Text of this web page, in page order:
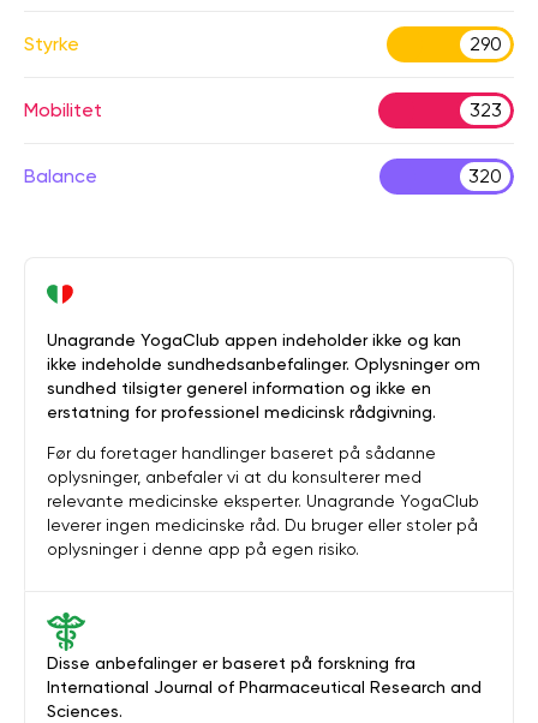
Styrke 290
Mobilitet 323
Balance 320
Disse anbefalinger er baseret på forskning fra
International Journal of Pharmaceutical Research and
Sciences.
Unagrande YogaClub appen indeholder ikke og kan
ikke indeholde sundhedsanbefalinger. Oplysninger om
sundhed tilsigter generel information og ikke en
erstatning for professionel medicinsk rådgivning.
Før du foretager handlinger baseret på sådanne
oplysninger, anbefaler vi at du konsulterer med
relevante medicinske eksperter. Unagrande YogaClub
leverer ingen medicinske råd. Du bruger eller stoler på
oplysninger i denne app på egen risiko.